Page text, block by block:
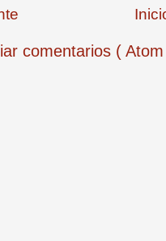
comentarios (